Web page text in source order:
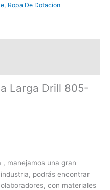
Ropa De Dotacion
Larga Drill 805-
manejamos una gran
podrás encontrar
con materiales